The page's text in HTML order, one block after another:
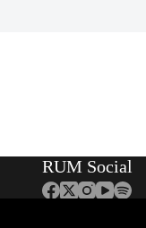
RUM Social